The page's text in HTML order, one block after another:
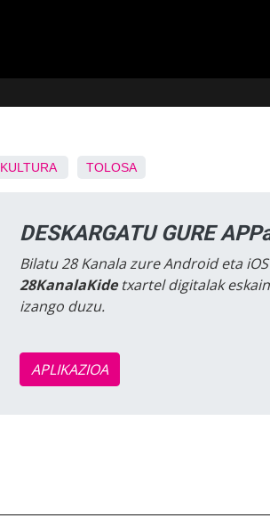
KULTURA TOLOSA
DESKARGATU GURE
Bilatu 28 Kanala zure Android eta
28KanalaKidetxartel digitalak
izango duzu.
APLIKAZIOA